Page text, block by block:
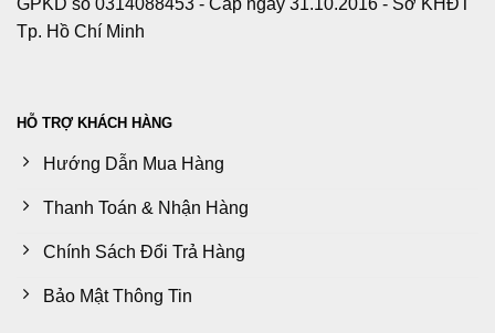
Tp. Hồ Chí Minh
HỖ TRỢ KHÁCH HÀNG
Hướng Dẫn Mua Hàng
Thanh Toán & Nhận Hàng
Chính Sách Đổi Trả Hàng
Bảo Mật Thông Tin